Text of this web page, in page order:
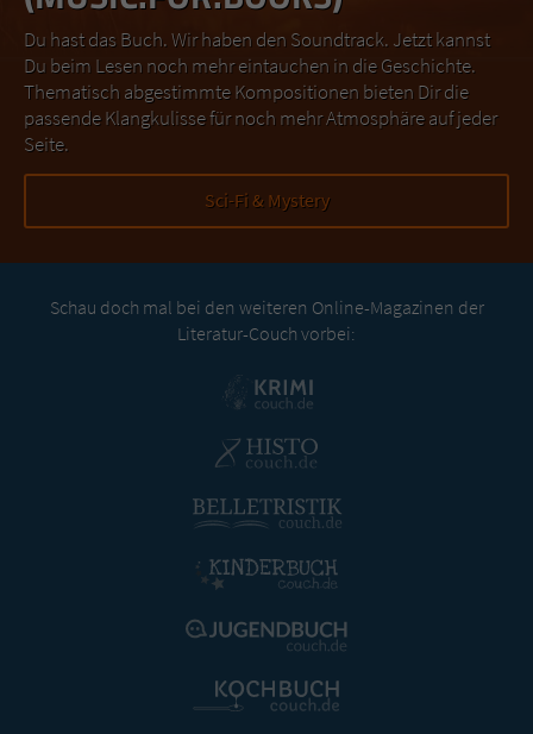
Du hast das Buch. Wir haben den Soundtrack. Jetzt kannst
Du beim Lesen noch mehr eintauchen in die Geschichte.
Thematisch abgestimmte Kompositionen bieten Dir die
passende Klangkulisse für noch mehr Atmosphäre auf jeder
Seite.
Sci-Fi & Mystery
Schau doch mal bei den weiteren Online-Magazinen der
Literatur-Couch vorbei: